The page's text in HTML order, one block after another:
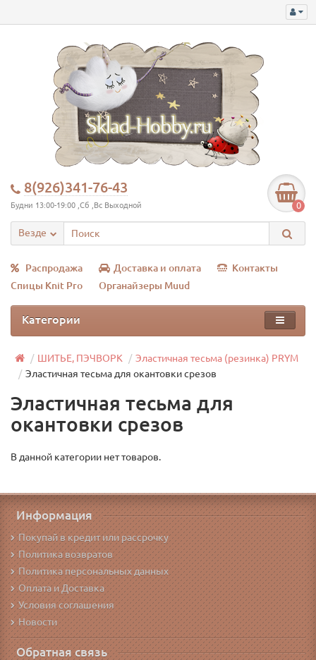
8(926)341-76-43
Будни 13:00-19:00 ,Сб ,Вс Выходной 0
Везде
Распродажа Доставка и оплата
Контакты
Спицы Knit Pro
Органайзеры Muud
Категории
ШИТЬЕ, ПЭЧВОРК
Эластичная тесьма (резинка) PRYM
Эластичная тесьма для окантовки срезов
Эластичная тесьма для
окантовки срезов
В данной категории нет товаров.
Информация
Покупай в кредит или рассрочку
Политика возвратов
Политика персональных данных
Оплата и Доставка
Условия соглашения
Новости
Обратная связь